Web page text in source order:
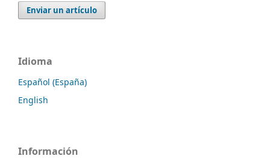
Enviar un artículo
Idioma
Español (España)
English
Información